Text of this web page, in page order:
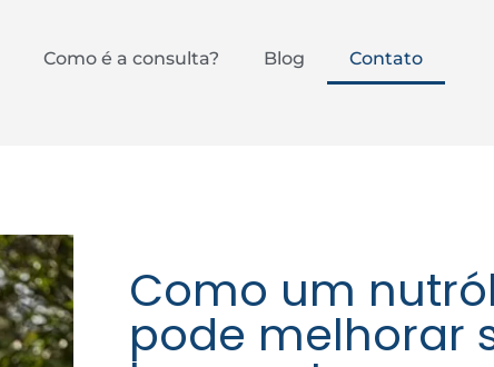
Como é a consulta? Blog Contato
Como um
pode melhorar